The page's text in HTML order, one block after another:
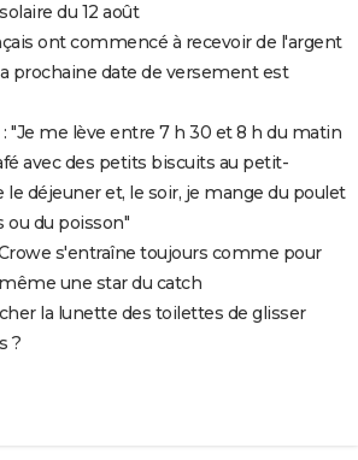
du 12 août
ont commencé à recevoir de l'argent
prochaine date de versement est
: "Je me lève entre 7 h 30 et 8 h du matin
avec des petits biscuits au petit-
le déjeuner et, le soir, je mange du poulet
ou du poisson"
s'entraîne toujours comme pour
une star du catch
la lunette des toilettes de glisser
?